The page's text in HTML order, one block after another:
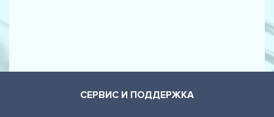
СЕРВИС И ПОДДЕРЖКА